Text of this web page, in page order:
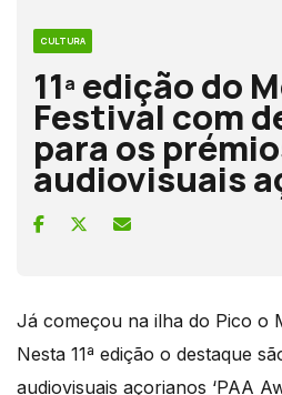
CULTURA
11ª edição do
Festival com
para os
audiovisuais
Já começou na ilha do Pico o
Nesta 11ª edição o destaque
audiovisuais açorianos ‘PAA